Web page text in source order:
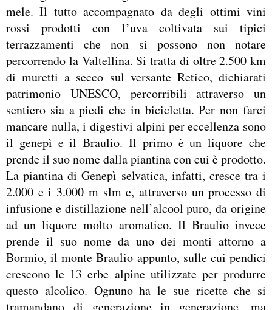
mele. Il tutto accompagnato da degli ottimi vini
rossi prodotti con l’uva coltivata sui tipici
terrazzamenti che non si possono non notare
percorrendo la Valtellina. Si tratta di oltre 2.500 km
di muretti a secco sul versante Retico, dichiarati
patrimonio UNESCO, percorribili attraverso un
sentiero sia a piedi che in bicicletta. Per non farci
mancare nulla, i digestivi alpini per eccellenza sono
il genepì e il Braulio. Il primo è un liquore che
prende il suo nome dalla piantina con cui è prodotto.
La piantina di Genepì selvatica, infatti, cresce tra i
2.000 e i 3.000 m slm e, attraverso un processo di
infusione e distillazione nell’alcool puro, da origine
ad un liquore molto aromatico. Il Braulio invece
prende il suo nome da uno dei monti attorno a
Bormio, il monte Braulio appunto, sulle cui pendici
crescono le 13 erbe alpine utilizzate per produrre
questo alcolico. Ognuno ha le sue ricette che si
tramandano di generazione in generazione, ma